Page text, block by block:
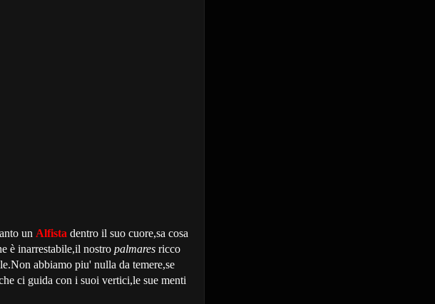
un Alfista dentro il suo cuore,sa cosa
è inarrestabile,il nostro palmares ricco
abbiamo piu' nulla da temere,se
ci guida con i suoi vertici,le sue menti